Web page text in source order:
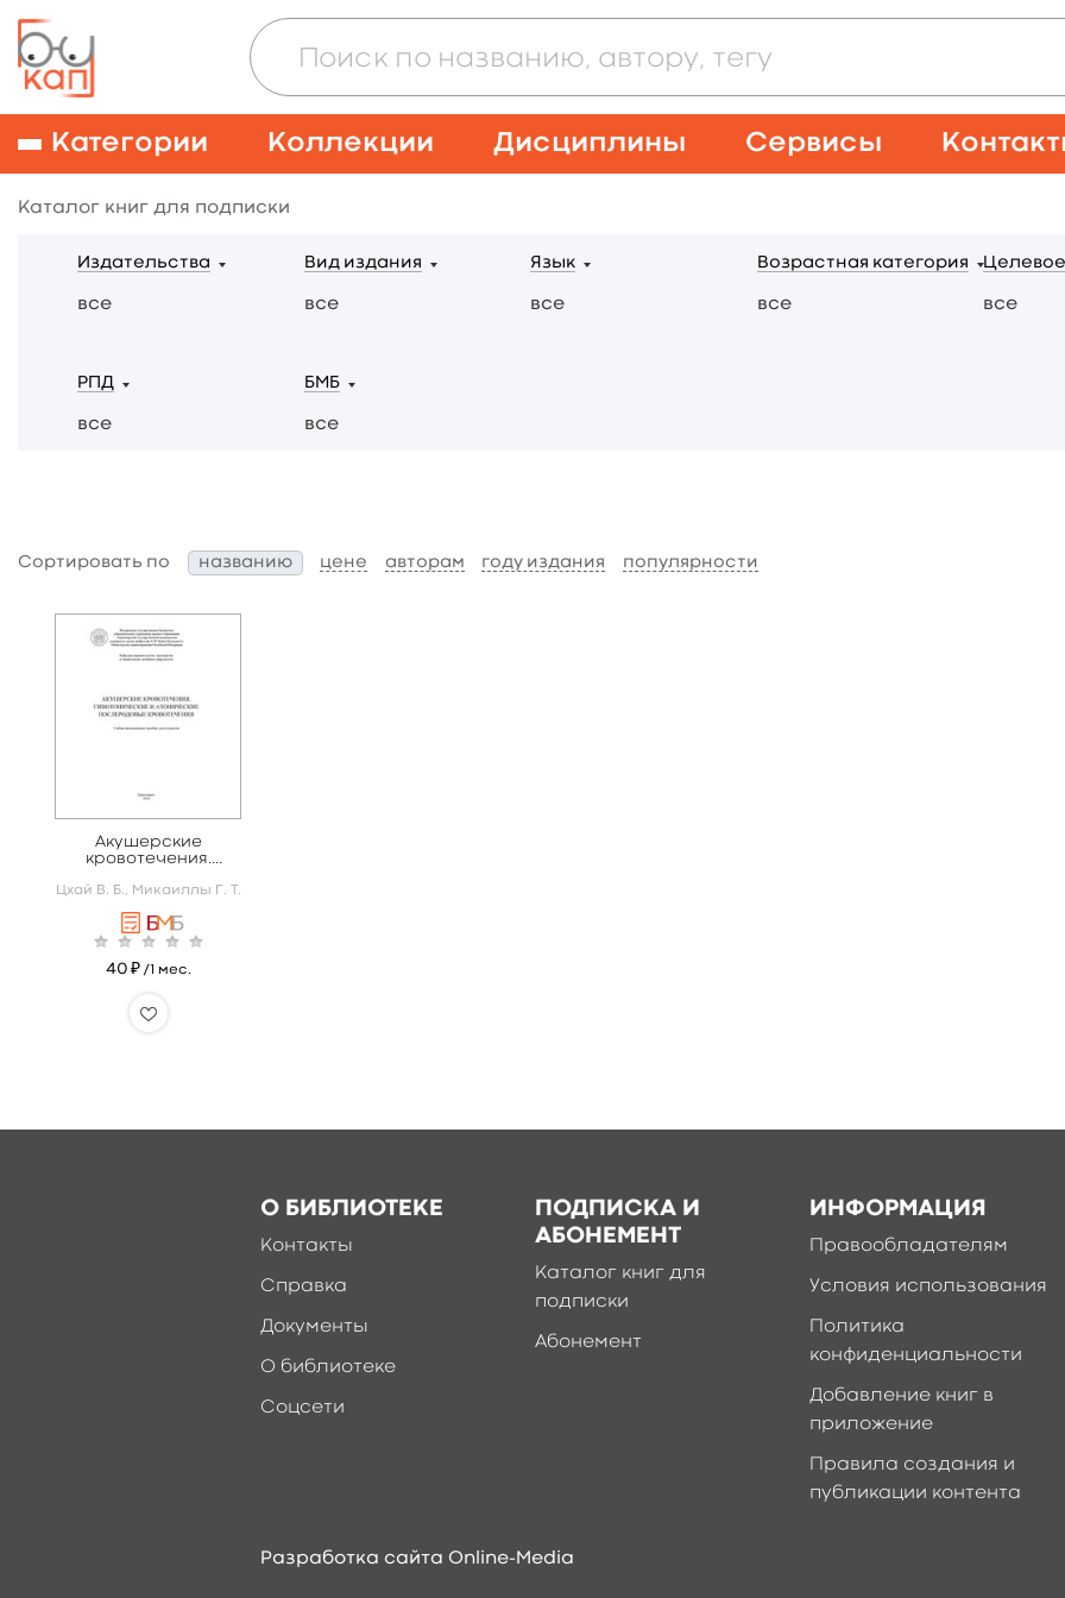
Категории Коллекции Дисциплины Сервисы
Каталог книг для подписки
Издательства
все
Вид издания
все
Язык
все
Возрастная категория
все все
РПД
все
БМБ
все
Сортировать по названию цене авторам году издания популярности
Акушерские
кровотечения.
атонические
кровотечения
Цхай В. Б., Микаиллы Г. Т.
40 ₽ /1 мес.
О БИБЛИОТЕКЕ
Контакты
Справка
Документы
О библиотеке
Соцсети
ПОДПИСКА И
АБОНЕМЕНТ
Каталог книг для
подписки
Абонемент
ИНФОРМАЦИЯ
Правообладателям
Условия использования
Политика
конфиденциальности
Добавление книг в
приложение
Правила создания и
публикации контента
Разработка сайта Online-Media